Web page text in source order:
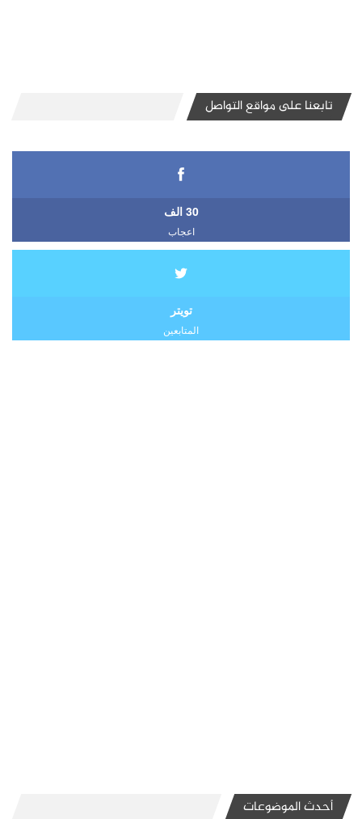
تابعنا على مواقع التواصل
30 الف
اعجاب
تويتر
المتابعين
أحدث الموضوعات